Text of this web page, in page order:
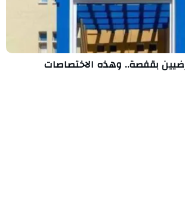
بقفصة.. وهذه الاختصاصات